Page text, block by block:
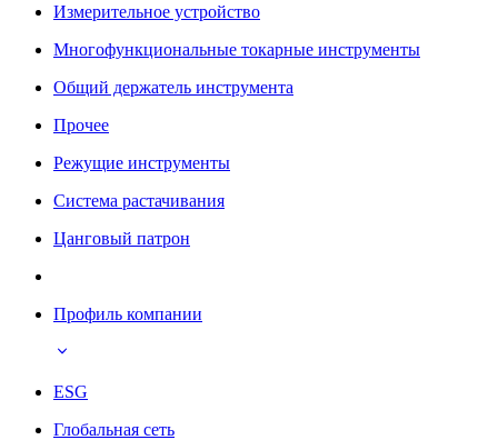
Измерительное устройство
Многофункциональные токарные инструменты
Общий держатель инструмента
Прочее
Режущие инструменты
Система растачивания
Цанговый патрон
Профиль компании
ESG
Глобальная сеть